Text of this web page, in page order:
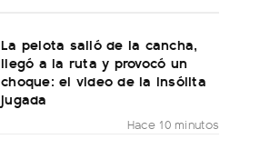
La pelota salió de la cancha,
llegó a la ruta y provocó un
choque: el video de la insólita
jugada
Hace 10 minutos